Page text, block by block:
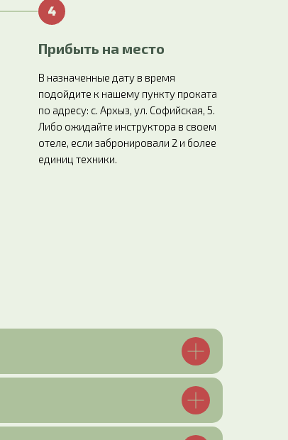
Прибыть на место
В назначенные дату в время
подойдите к нашему пункту проката
по адресу: с. Архыз, ул. Софийская, 5.
Либо ожидайте инструктора в своем
отеле, если забронировали 2 и более
единиц техники.